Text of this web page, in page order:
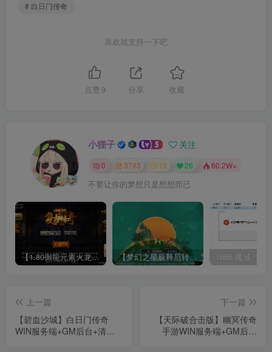
# 白日门传奇
喜欢就支持一下吧
点赞 9 分享 收藏
小狸子 关注
0 3743 13 26 60.2W+
不要让你的梦想只是想想而已
【1.80御龍元素火龙[摸摸登陆器]】战神引擎WIN服务端+GM工具+充值后台+双端+架设教程 【梦幻之星辰释厄转尊享挂机版】MT3换皮梦幻西游Linux服务端+GM后台+双端+源码+架设教程
上一篇
【碧血沙城】白日门传奇
WIN服务端+GM后台+清档
下一篇
【天际破合击版】幽冥传奇
手游WIN服务端+GM后台